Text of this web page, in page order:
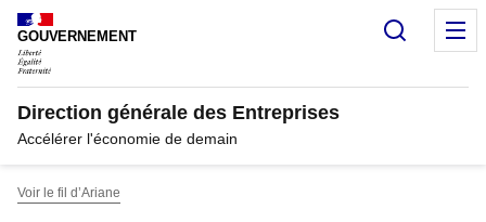
Panneau de gestion des cookies
GOUVERNEMENT
Direction générale des Entreprises
Accélérer l'économie de demain
Voir le fil d’Ariane